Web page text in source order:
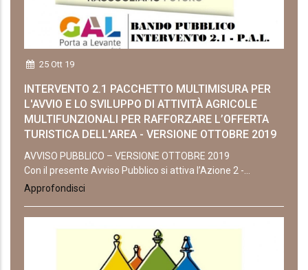
25 Ott 19
INTERVENTO 2.1 PACCHETTO MULTIMISURA PER
L'AVVIO E LO SVILUPPO DI ATTIVITÀ AGRICOLE
MULTIFUNZIONALI PER RAFFORZARE L’OFFERTA
TURISTICA DELL'AREA - VERSIONE OTTOBRE 2019
AVVISO PUBBLICO – VERSIONE OTTOBRE 2019
Con il presente Avviso Pubblico si attiva l’Azione 2 -...
Approfondisci